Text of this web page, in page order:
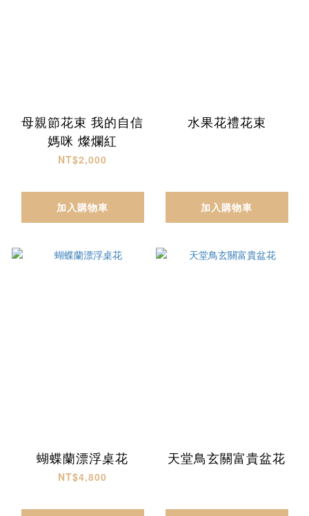
母親節花束 我的自信
媽咪 燦爛紅
NT$2,000
加入購物車
水果花禮花束
加入購物車
蝴蝶蘭漂浮桌花
NT$4,800
天堂鳥玄關富貴盆花